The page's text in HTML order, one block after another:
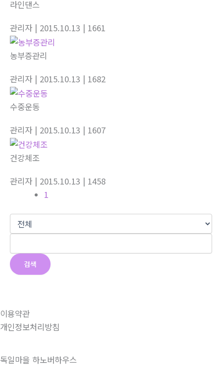
라인댄스
관리자 | 2015.10.13 | 1661
농부증관리
관리자 | 2015.10.13 | 1682
수중운동
관리자 | 2015.10.13 | 1607
건강체조
관리자 | 2015.10.13 | 1458
1
검색
이용약관
개인정보처리방침
독일마을 하노버하우스